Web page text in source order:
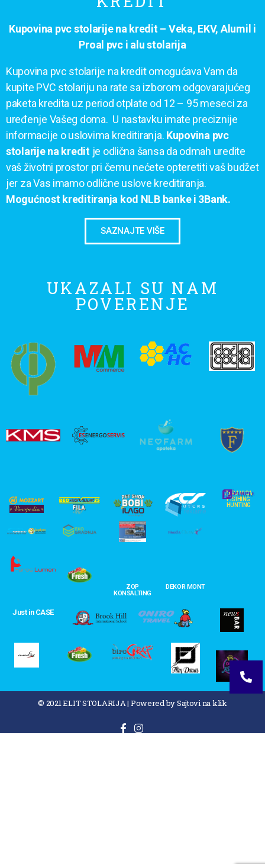
Kupovina pvc stolarije na kredit – Veka, EKV, Alumil i
Proal pvc i alu stolarija
Kupovina pvc stolarije na kredit omogućava Vam da
kupite PVC stolariju na rate sa izborom odgovarajućeg
paketa kredita uz period otplate od 12 – 95 meseci za
uređenje Vašeg doma. U nastavku imate preciznije
informacije o uslovima kreditiranja. Kupovina pvc
stolarije na kreditje odlična šansa da odmah uredite
vaš životni prostor pri čemu nećete opteretiti vaš budžet
jer za Vas imamo odlične uslove kreditiranja.
Mogućnost kreditiranja kod NLB banke i 3Bank.
SAZNAJTE VIŠE
UKAZALI SU NAM
POVERENJE
ZERAVICA
FISIHING
HUNTING
ZOP
KONSALTING
DEKOR MONT
Just in CASE
© 2021 ELIT STOLARIJA| Powered by Sajtovi na klik